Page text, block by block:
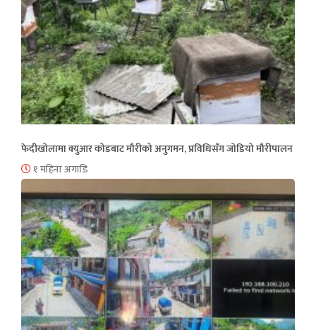
फेदीखोलामा क्युआर कोडबाट मौरीको अनुगमन, प्रविधिसँग जोडियो मौरीपालन
१ महिना अगाडि